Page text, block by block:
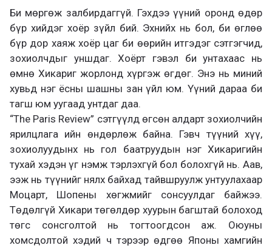
Би мөргөж залбирдаггүй. Гэхдээ үүний оронд өдөр
бүр хийдэг хоёр зүйл бий. Эхнийх нь бол, би өглөө
бүр дор хаяж хоёр цаг би өөрийн итгэдэг сэтгэгчид,
зохиолчдыг уншдаг. Хоёрт гэвэл би унтахаас нь
өмнө Хикариг жорлонд хүргэж өгдөг. Энэ нь миний
хувьд нэг ёсны шашны зан үйл юм. Үүний дараа би
тагш юм уугаад унтдаг даа.
“The Paris Review” сэтгүүлд өгсөн алдарт зохиолчийн
ярилцлага ийн өндөрлөж байна. Гэвч түүний хүү,
зохиолуудынх нь гол баатруудын нэг Хикаригийн
тухай хэдэн үг нэмж тэрлэхгүй бол болохгүй нь. Аав,
ээж нь түүнийг нялх байхад тайвшруулж унтуулахаар
Моцарт, Шопены хөгжмийг сонсуулдаг байжээ.
Төдөлгүй Хикари төгөлдөр хуурын багштай болоход
төгс сонсголтой нь тогтоогдсон аж. Оюуны
хомсдолтой хэдий ч тэрээр өдгөө Японы хамгийн